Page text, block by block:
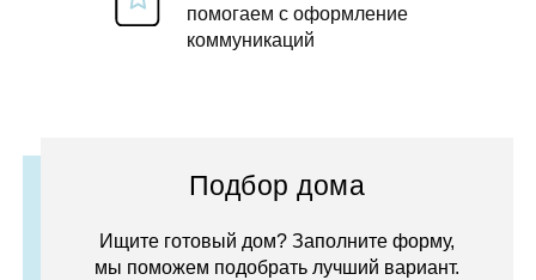
помогаем с оформление
коммуникаций
Подбор дома
Ищите готовый дом? Заполните форму,
мы поможем подобрать лучший вариант.